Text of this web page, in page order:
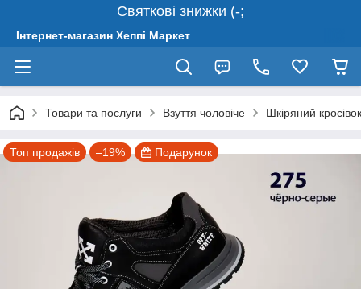
Святкові знижки (-;
Інтернет-магазин Хеппі Маркет
Товари та послуги Взуття чоловіче Шкіряний
Топ продажів –19% Подарунок